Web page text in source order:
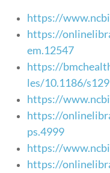
VISTA Alumni
Information
Provider
Common
Opioid
https://
https://
em.12547
https://
les/10.1186/
https://
https://
ps.4999
https://
https://